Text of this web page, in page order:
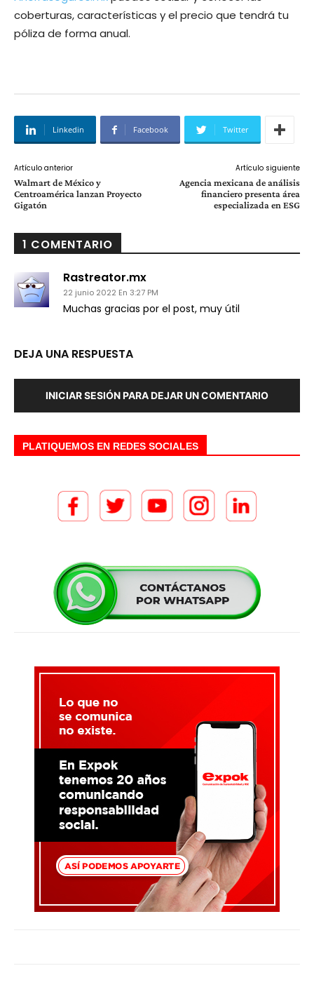
coberturas, características y el precio que tendrá tu
póliza de forma anual.
Linkedin Facebook Twitter
Artículo anterior
Walmart de México y
Centroamérica lanzan Proyecto
Gigatón
Artículo siguiente
Agencia mexicana de análisis
financiero presenta área
especializada en ESG
1 COMENTARIO
Rastreator.mx
22 junio 2022 En 3:27 PM
Muchas gracias por el post, muy útil
DEJA UNA RESPUESTA
INICIAR SESIÓN PARA DEJAR UN COMENTARIO
PLATIQUEMOS EN REDES SOCIALES